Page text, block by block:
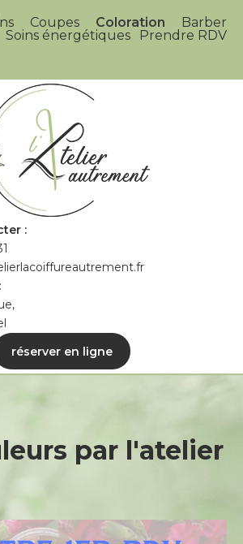
Coupes Coloration
Barber
Soins énergétiques
Prendre RDV
:
réserver en ligne
par l'atelier